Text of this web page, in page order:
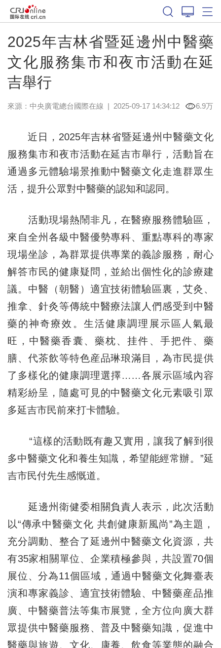
2025年吉林省暨延邊州中醫藥
文化服務集市和夜市活動在延
吉舉行
來源：中央廣電總台國際在線 | 2025-09-17 14:34:12 6.9万
近日，2025年吉林省暨延邊州中醫藥文化
服務集市和夜市活動在延吉市舉行，活動旨在
通過多元體驗場景推動中醫藥文化走進群眾生
活，提升公眾對中醫藥的認知和認同。
活動現場熱鬧非凡，在醫療服務體驗區，
來自全州各級中醫優勢專科、重點專科的專家
現場坐診，為群眾提供專業的義診服務，耐心
解答市民的健康疑問，並給出個性化的診療建
議。中醫（朝醫）適宜技術體驗區裏，艾灸、
推拿、針灸等傳統中醫療法讓人們感受到中醫
藥的神奇療效。生活健康調理展示區人氣最
旺，中醫藥香囊、藥枕、挂件、手把件、藥
膳、代茶飲等特色産品琳琅滿目，為市民提供
了多樣化的健康調理選擇……各展示區域內容
精彩紛呈，隨處可見的中醫藥文化元素吸引眾
多延吉市民前來打卡體驗。
“這樣的活動既有趣又實用，讓我了解到很
多中醫藥文化和養生知識，希望能經常辦。”延
吉市民付先生感慨道。
延邊州衛健委相關負責人表示，此次活動
以“傳承中醫藥文化 共創健康新風尚”為主題，
充分調動、整合了延邊州中醫藥文化資源，共
有35家相關單位、企業積極參與，共設置70個
展位、分為11個區域，通過中醫藥文化舞臺表
演和專家義診、適宜技術體驗、中醫藥産品推
廣、中醫藥普法等集市展覽，全方位向廣大群
眾提供中醫藥服務、普及中醫藥知識，促進中
醫藥與旅遊、文化、康養、飲食等業態的融合